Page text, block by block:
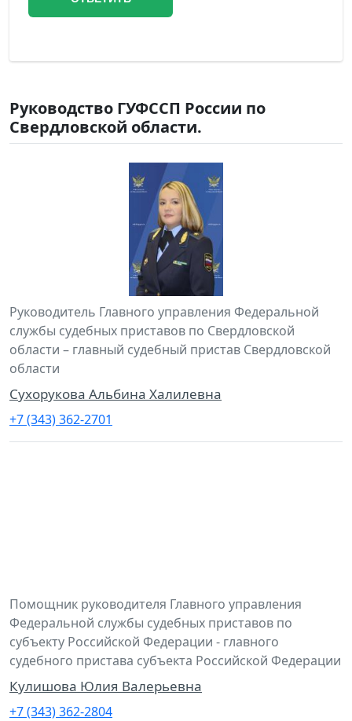
Руководство ГУФССП России по
Свердловской области.
Руководитель Главного управления Федеральной
службы судебных приставов по Свердловской
области – главный судебный пристав Свердловской
области
Сухорукова Альбина Халилевна
+7 (343) 362-2701
Помощник руководителя Главного управления
Федеральной службы судебных приставов по
субъекту Российской Федерации - главного
судебного пристава субъекта Российской Федерации
Кулишова Юлия Валерьевна
+7 (343) 362-2804